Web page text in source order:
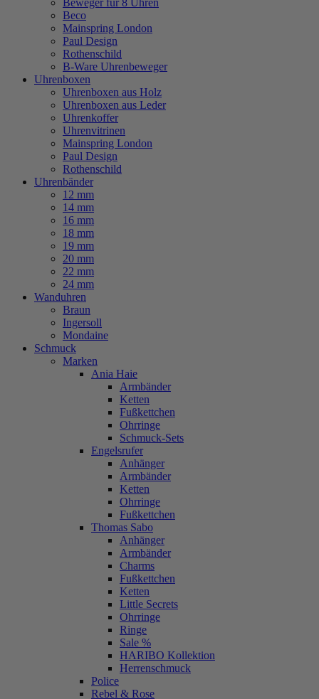
Beweger für 8 Uhren
Beco
Mainspring London
Paul Design
Rothenschild
B-Ware Uhrenbeweger
Uhrenboxen
Uhrenboxen aus Holz
Uhrenboxen aus Leder
Uhrenkoffer
Uhrenvitrinen
Mainspring London
Paul Design
Rothenschild
Uhrenbänder
12 mm
14 mm
16 mm
18 mm
19 mm
20 mm
22 mm
24 mm
Wanduhren
Braun
Ingersoll
Mondaine
Schmuck
Marken
Ania Haie
Armbänder
Ketten
Fußkettchen
Ohrringe
Schmuck-Sets
Engelsrufer
Anhänger
Armbänder
Ketten
Ohrringe
Fußkettchen
Thomas Sabo
Anhänger
Armbänder
Charms
Fußkettchen
Ketten
Little Secrets
Ohrringe
Ringe
Sale %
HARIBO Kollektion
Herrenschmuck
Police
Rebel & Rose